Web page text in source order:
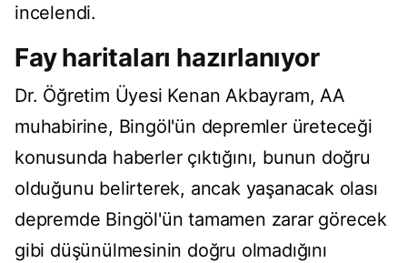
incelendi.
Fay haritaları hazırlanıyor
Dr. Öğretim Üyesi Kenan Akbayram, AA
muhabirine, Bingöl'ün depremler üreteceği
konusunda haberler çıktığını, bunun doğru
olduğunu belirterek, ancak yaşanacak olası
depremde Bingöl'ün tamamen zarar görecek
gibi düşünülmesinin doğru olmadığını